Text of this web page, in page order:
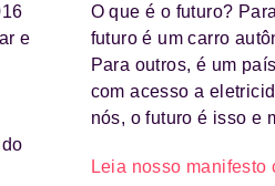
e
O que é o futuro?
futuro é um carro
Para outros, é um
com acesso a
nós, o futuro é isso e
Leia nosso manifesto